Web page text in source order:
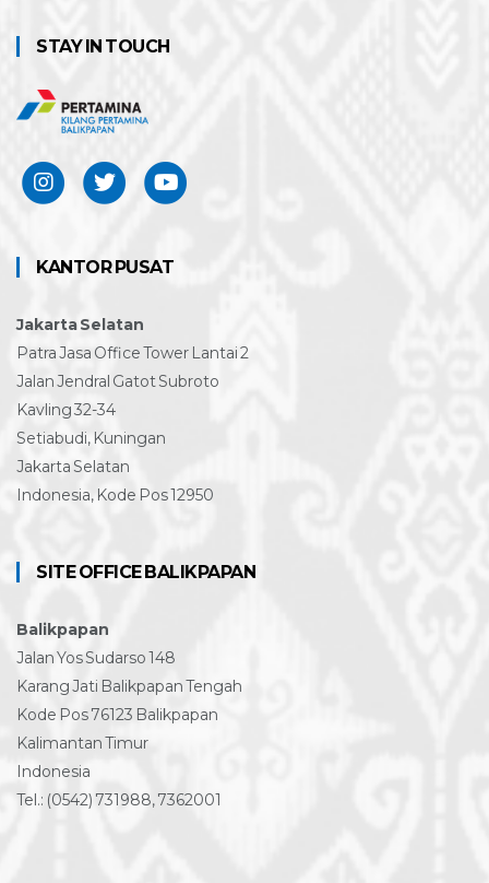
STAY IN TOUCH
KANTOR PUSAT
Jakarta Selatan
Patra Jasa Office Tower Lantai 2
Jalan Jendral Gatot Subroto
Kavling 32-34
Setiabudi, Kuningan
Jakarta Selatan
Indonesia, Kode Pos 12950
SITE OFFICE BALIKPAPAN
Balikpapan
Jalan Yos Sudarso 148
Karang Jati Balikpapan Tengah
Kode Pos 76123 Balikpapan
Kalimantan Timur
Indonesia
Tel.: (0542) 731988, 7362001